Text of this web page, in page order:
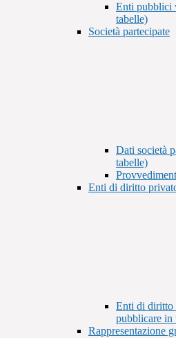
Enti pubblici
tabelle)
Società partecipate
Dati società
tabelle)
Enti di diritto
Enti di diritto
pubblicare in
Rappresentazione